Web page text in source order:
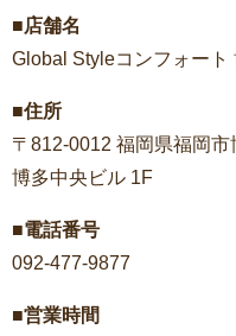
■店舗名
Global Styleコンフォート
■住所
〒812-0012 福岡県福岡
博多中央ビル 1F
■電話番号
092-477-9877
■営業時間